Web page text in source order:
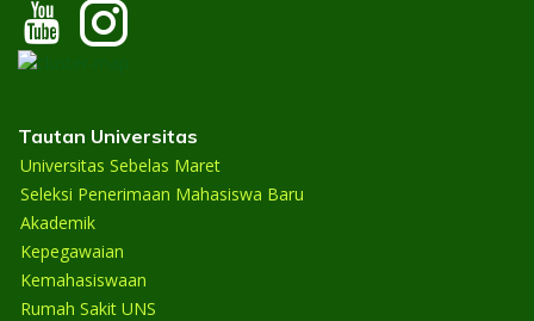
Tautan Universitas
Universitas Sebelas Maret
Seleksi Penerimaan Mahasiswa Baru
Akademik
Kepegawaian
Kemahasiswaan
Rumah Sakit UNS